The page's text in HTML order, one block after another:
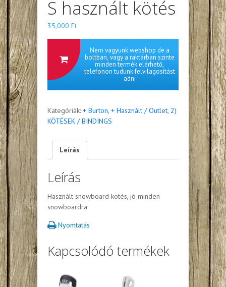
S használt kötés
35,000 Ft
Nem vagyunk webshop de a
boltban, vagy a raktárban szinte
minden termék elérhető,
telefonon tudunk felvilagosítást
adni
Kategóriák: + Burton, + Használt / Outlet, 2)
KÖTÉSEK / BINDINGS
Leírás
Leírás
Használt snowboard kötés, jó minden
snowboardra.
Nyomtatás
Kapcsolódó termékek